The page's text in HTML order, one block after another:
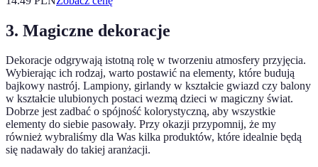
3. Magiczne dekoracje
Dekoracje odgrywają istotną rolę w tworzeniu atmosfery przyjęcia.
Wybierając ich rodzaj, warto postawić na elementy, które budują
bajkowy nastrój. Lampiony, girlandy w kształcie gwiazd czy balony
w kształcie ulubionych postaci wezmą dzieci w magiczny świat.
Dobrze jest zadbać o spójność kolorystyczną, aby wszystkie
elementy do siebie pasowały. Przy okazji przypomnij, że my
również wybraliśmy dla Was kilka produktów, które idealnie będą
się nadawały do takiej aranżacji.